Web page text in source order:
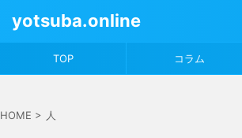
yotsuba.online
TOP コラム
HOME > 人